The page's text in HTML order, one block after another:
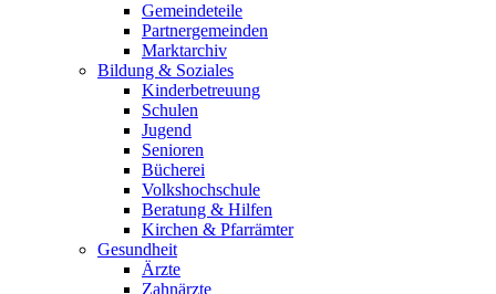
Gemeindeteile
Partnergemeinden
Marktarchiv
Bildung & Soziales
Kinderbetreuung
Schulen
Jugend
Senioren
Bücherei
Volkshochschule
Beratung & Hilfen
Kirchen & Pfarrämter
Gesundheit
Ärzte
Zahnärzte